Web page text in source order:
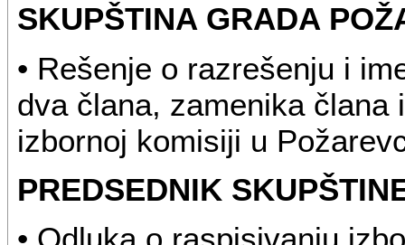
SKUPŠTINA GRADA
• Rešenje o razrešenju i
dva člana, zamenika
izbornoj komisiji u
PREDSEDNIK